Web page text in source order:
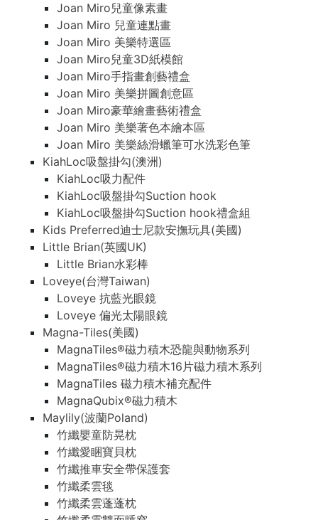
Joan Miro兒童像素畫
Joan Miro 兒童連點畫
Joan Miro 美樂特選區
Joan Miro兒童3D紙模館
Joan Miro手指畫創藝禮盒
Joan Miro 美樂拼圖創意區
Joan Miro豪華繪畫藝術禮盒
Joan Miro 美樂著色本繪本區
Joan Miro 美樂絲滑蠟筆可水洗彩色筆
KiahLoc吸盤掛勾(澳洲)
KiahLoc吸力配件
KiahLoc吸盤掛勾Suction hook
KiahLoc吸盤掛勾Suction hook禮盒組
Kids Preferred迪士尼款安撫玩具(美國)
Little Brian(英國UK)
Little Brian水彩棒
Loveye(台灣Taiwan)
Loveye 抗藍光眼鏡
Loveye 偏光太陽眼鏡
Magna-Tiles(美國)
MagnaTiles®磁力積木恐龍與動物系列
MagnaTiles®磁力積木16片磁力積木系列
MagnaTiles 磁力積木補充配件
MagnaQubix®磁力積木
Maylily(波蘭Poland)
竹纖嬰童防晃枕
竹纖愛睏寶貝枕
竹纖推車安全帶保護套
竹纖柔雲毯
竹纖柔雲蓬蓬枕